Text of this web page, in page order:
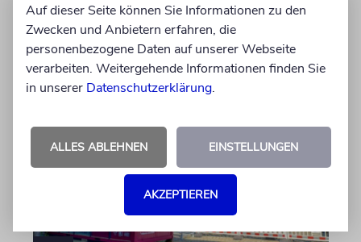
von Christine Schmitt
05.08.2026
Auf dieser Seite können Sie Informationen zu den
Zwecken und Anbietern erfahren, die
personenbezogene Daten auf unserer Webseite
verarbeiten. Weitergehende Informationen finden Sie
in unserer Datenschutzerklärung.
ALLES ABLEHNEN EINSTELLUNGEN
AKZEPTIEREN